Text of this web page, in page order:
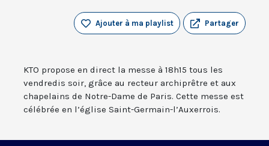
Partager
Ajouter à ma playlist
KTO propose en direct la messe à 18h15 tous les
vendredis soir, grâce au recteur archiprêtre et aux
chapelains de Notre-Dame de Paris. Cette messe est
célébrée en l’église Saint-Germain-l’Auxerrois.